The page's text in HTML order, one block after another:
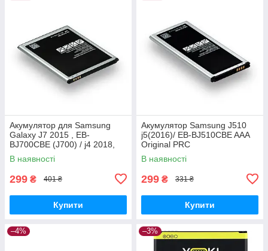
Акумулятор для Samsung
Galaxy J7 2015 , EB-
BJ700CBE (J700) / j4 2018,
3000 mAh Original PRC
В наявності
299 ₴ 401 ₴
Купити
Акумулятор Samsung J510
j5(2016)/ EB-BJ510CBE AAA
Original PRC
В наявності
299 ₴ 331 ₴
Купити
–4% –3%